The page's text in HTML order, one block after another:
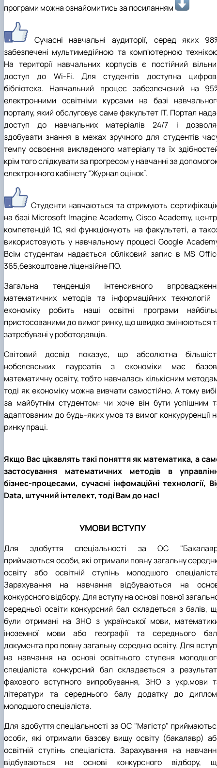
програми можна ознайомитись за посиланням
Сучасні навчальні аудиторії, серед яких
забезпечені мультимедійною та комп'ютерною
На території навчальних корпусів є постійний
доступ до Wi-Fi. Для студентів доступна
бібліотека. Навчальний процес забезпечений на
електронними освітніми курсами на базі
порталу, який обслуговує саме факультет ІТ. Портал
доступ до навчальних матеріалів 24/7 і
здобувати знання в межах зручного для студентів
темпу освоєння викладеного матеріалу та їх
крім того слідкувати за прогресом у навчанні за
електронного кабінету “Журнал оцінок”.
Студенти навчаються та отримують
на базі Microsoft Imagine Academy, Cisco Academy,
компетенцій 1С, які функціонують на факультеті, а
використовують у навчальному процесі Google
Всім студентам надається обліковий запис в MS
365,безкоштовне ліцензійне ПО.
Загальна тенденція інтенсивного
математичних методів та інформаційних технологій
економіку робить наші освітні програми
пристосованими до вимог ринку, що швидко змінюються
затребувані у роботодавців.
Світовий досвід показує, що абсолютна
нобелевських лауреатів з економіки має
математичну освіту, тобто навчалась кількісним
тоді як економіку можна вивчати самостійно. А тому
за майбутнім студентом: чи хоче він бути успішним
адаптованим до будь-яких умов та вимог конкуруренції
ринку праці.
Якщо Вас цікавлять такі поняття як математика, а
застосування математичних методів в
бізнес-процесами, сучасні інфомаційні технології,
Data, штучний інтелект, тоді Вам до нас!
УМОВИ ВСТУПУ
Для здобуття спеціальності за ОС
приймаються особи, які отримали повну загальну
освіту або освітній ступінь молодшого
Зарахування на навчання відбуваються на
конкурсного відбору. Для вступу на основі повної
середньої освіти конкурсний бал складеться з балів,
були отримані на ЗНО з української мови,
іноземної мови або географії та середнього
документа про повну загальну середню освіту. Для
на навчання на основі освітнього ступеня
спеціаліста конкурсний бал складається з
фахового вступного випробування, ЗНО з укр.мови
літератури та середнього балу додатку до
молодшого спеціаліста.
Для здобуття спеціальності за ОС "Магістр"
особи, які отримали базову вищу освіту (бакалавр)
освітній ступінь спеціаліста. Зарахування на
відбуваються на основі конкурсного відбору,